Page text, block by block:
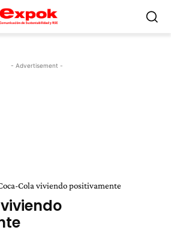
- Advertisement -
Cola viviendo positivamente